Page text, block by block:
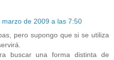
marzo de 2009 a las 7:50
pero supongo que si se utiliza
buscar una forma distinta de